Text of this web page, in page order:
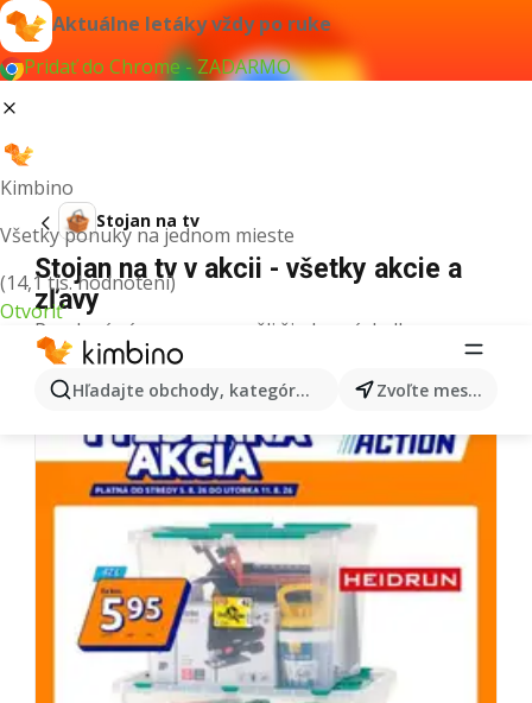
Aktuálne letáky vždy po ruke
Pridať do Chrome - ZADARMO
Kimbino
Všetky ponuky na jednom mieste
(14,1 tis. hodnotení)
Otvoriť
Hľadajte obchody, kategórie, produkty... Zvoľte mesto
Stojan na tv
Stojan na tv v akcii - všetky akcie a
zľavy
Pre daný výraz sme nenašli žiadne výsledky.
Ďalšie letáky z kategórie